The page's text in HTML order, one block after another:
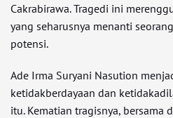
Cakrabirawa. Tragedi ini
yang seharusnya menanti
potensi.
Ade Irma Suryani Nasution
ketidakberdayaan dan
itu. Kematian tragisnya, bersama